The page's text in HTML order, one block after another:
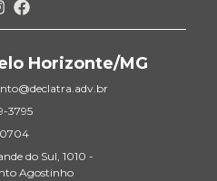
Horizonte/MG
3795
0704
do Sul, 1010 -
Agostinho